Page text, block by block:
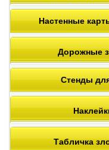
Настенные
Дорожные
Стенды
Табличка